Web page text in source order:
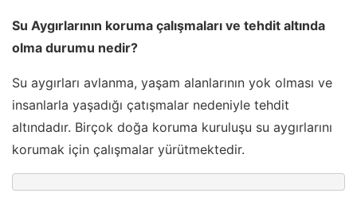
Su Aygırlarının koruma çalışmaları ve tehdit altında
olma durumu nedir?
Su aygırları avlanma, yaşam alanlarının yok olması ve
insanlarla yaşadığı çatışmalar nedeniyle tehdit
altındadır. Birçok doğa koruma kuruluşu su aygırlarını
korumak için çalışmalar yürütmektedir.